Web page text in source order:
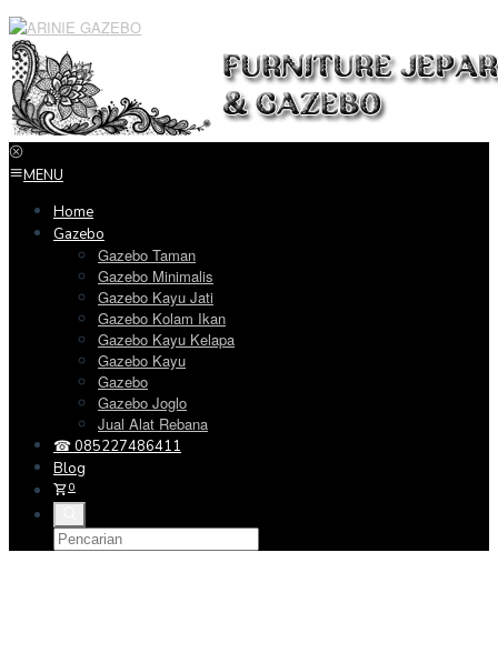
Loncat
ke
konten
MENU
Home
Gazebo
Gazebo Taman
Gazebo Minimalis
Gazebo Kayu Jati
Gazebo Kolam Ikan
Gazebo Kayu Kelapa
Gazebo Kayu
Gazebo
Gazebo Joglo
Jual Alat Rebana
☎ 085227486411
Blog
0